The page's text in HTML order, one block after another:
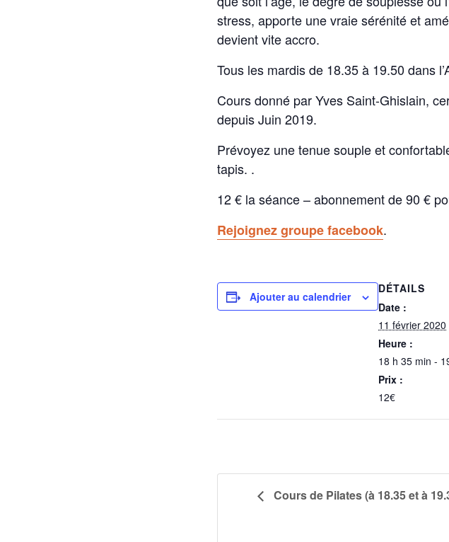
stress, apporte une vraie sérénité et
devient vite accro.
Tous les mardis de 18.35 à 19.50 dans
Cours donné par Yves Saint-Ghislain,
depuis Juin 2019.
Prévoyez une tenue souple et
tapis. .
12 € la séance – abonnement de 90 €
Rejoignez groupe facebook.
Ajouter au calendrier
DÉTAILS
Date :
11 février 2020
Heure :
18 h 35 min -
Prix :
12€
Cours de Pilates (à 18.35 et à